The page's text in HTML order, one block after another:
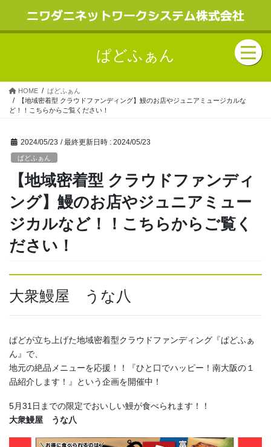
ぱどふぁん
HOME
ぱどふぁん
【地域密着型 クラウドファンディング】鰻のお店やジュニアミュージカルな
ど！！こちらからご覧ください！
2024/05/23 / 最終更新日時 : 2024/05/23
ぱどふぁん
【地域密着型 クラウドファンディ
ング】鰻のお店やジュニアミュー
ジカルなど！！こちらからご覧く
ださい！
大衆鰻屋 うな八
ぱどが立ち上げた地域密着型クラウドファンディング『ぱどふぁ
ん』で、
地元の絶品メニューを応援！！『ひと口でハッピー！南大阪の１
品紹介します！』という企画を開催中！
5月31日までの限定でおいしい鰻が食べられます！！
大衆鰻屋 うな八